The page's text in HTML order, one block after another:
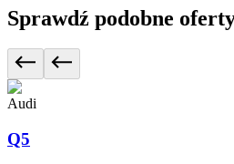
Sprawdź podobne
Audi
Q5